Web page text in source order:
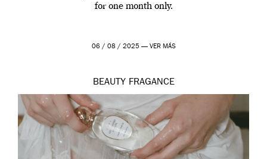
for one month only.
06 / 08 / 2025 — VER MÁS
BEAUTY FRAGANCE